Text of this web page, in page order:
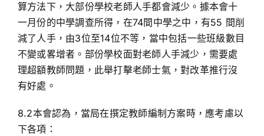
算方法下，大部份學校老師人手都會減少。據本會十
一月份的中學調查所得，在74間中學之中，有55 間削
減了人手，由3位至14位不等，當中包括一些班級數目
不變或畧增者。部份學校面對老師人手減少，需要處
理超額教師問題，此舉打擊老師士氣，對改革推行沒
有好處。
8.2本會認為，當局在撰定教師編制方案時，應考慮以
下各項：